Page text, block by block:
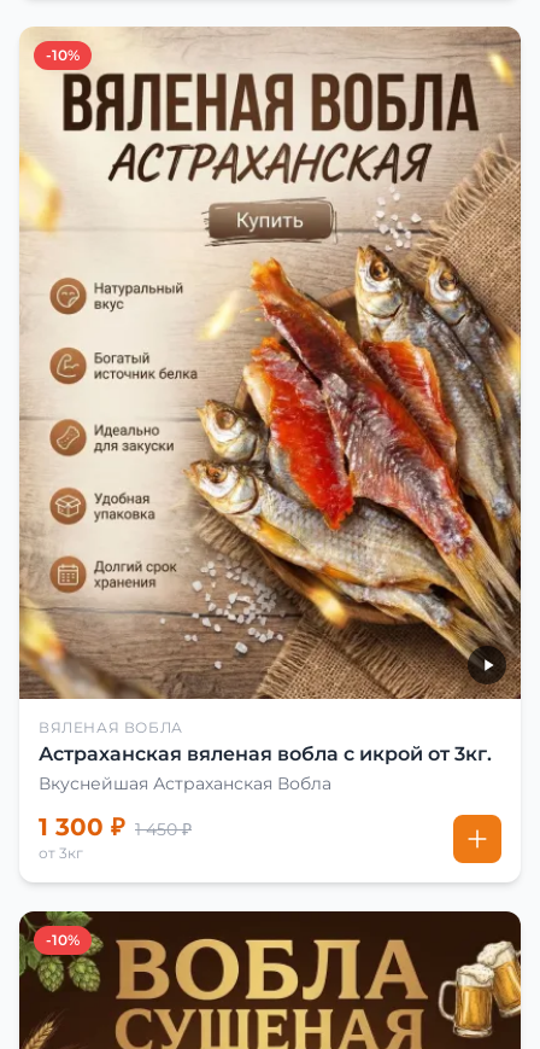
-10%
ВЯЛЕНАЯ ВОБЛА
Астраханская вяленая вобла с икрой от 3кг.
Вкуснейшая Астраханская Вобла
1 300 ₽ 1 450 ₽
от 3кг
-10%